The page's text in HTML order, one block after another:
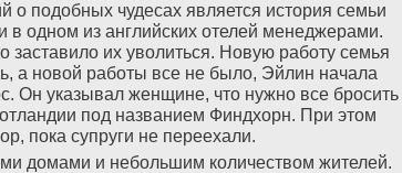
о подобных чудесах является история семьи
одном из английских отелей менеджерами.
заставило их уволиться. Новую работу семья
а новой работы все не было, Эйлин начала
Он указывал женщине, что нужно все бросить
под названием Финдхорн. При этом
пока супруги не переехали.
домами и небольшим количеством жителей.